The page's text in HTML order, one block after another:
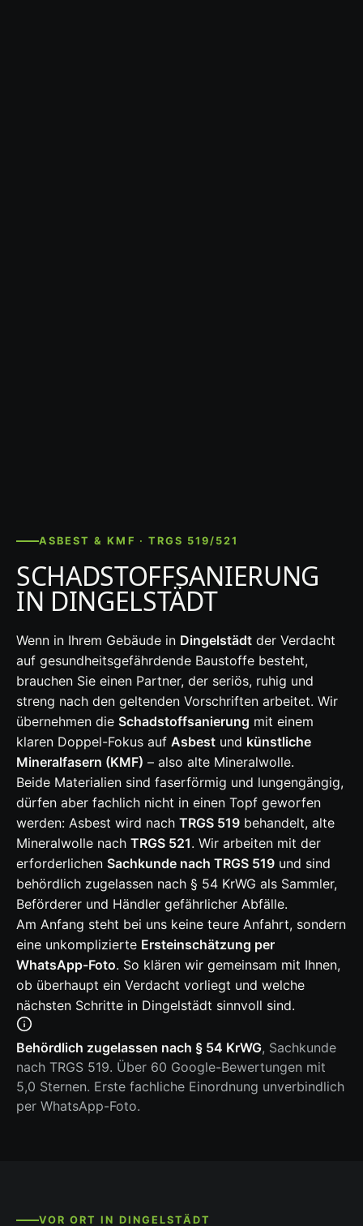
ASBEST & KMF · TRGS 519/521
SCHADSTOFFSANIERUNG
IN DINGELSTÄDT
Wenn in Ihrem Gebäude in Dingelstädt der Verdacht
auf gesundheitsgefährdende Baustoffe besteht,
brauchen Sie einen Partner, der seriös, ruhig und
streng nach den geltenden Vorschriften arbeitet. Wir
übernehmen die Schadstoffsanierung mit einem
klaren Doppel-Fokus auf Asbest und künstliche
Mineralfasern (KMF) – also alte Mineralwolle.
Beide Materialien sind faserförmig und lungengängig,
dürfen aber fachlich nicht in einen Topf geworfen
werden: Asbest wird nach TRGS 519 behandelt, alte
Mineralwolle nach TRGS 521. Wir arbeiten mit der
erforderlichen Sachkunde nach TRGS 519 und sind
behördlich zugelassen nach § 54 KrWG als Sammler,
Beförderer und Händler gefährlicher Abfälle.
Am Anfang steht bei uns keine teure Anfahrt, sondern
eine unkomplizierte Ersteinschätzung per
WhatsApp-Foto. So klären wir gemeinsam mit Ihnen,
ob überhaupt ein Verdacht vorliegt und welche
nächsten Schritte in Dingelstädt sinnvoll sind.
Behördlich zugelassen nach § 54 KrWG, Sachkunde
nach TRGS 519. Über 60 Google-Bewertungen mit
5,0 Sternen. Erste fachliche Einordnung unverbindlich
per WhatsApp-Foto.
VOR ORT IN DINGELSTÄDT